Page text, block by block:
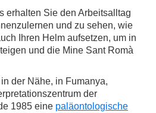
erhalten Sie den Arbeitsalltag
und zu sehen, wie
Ihren Helm aufsetzen, um in
und die Mine Sant Romà
der Nähe, in Fumanya,
der
1985 eine paläontologische